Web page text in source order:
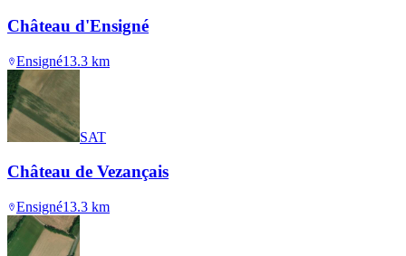
Château d'Ensigné
Ensigné13.3 km
SAT
Château de Vezançais
Ensigné13.3 km